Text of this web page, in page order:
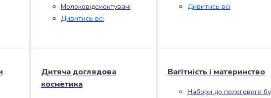
Молоковідсмоктувачі
Дивитись всі
Дивитись всі
Дитяча доглядова
косметика
Вагітність і материнство
Набори до пологового